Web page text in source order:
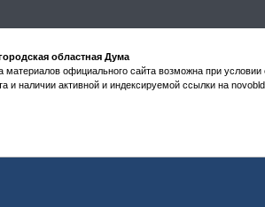
областная Дума
материалов официального сайта возможна при
и наличии активной и индексируемой ссылки на